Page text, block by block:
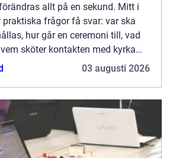
allt på en sekund. Mitt i
praktiska frågor få svar: var ska
hur går en ceremoni till, vad
sköter kontakten med kyrka
En trygg och erfaren03 augusti 2026